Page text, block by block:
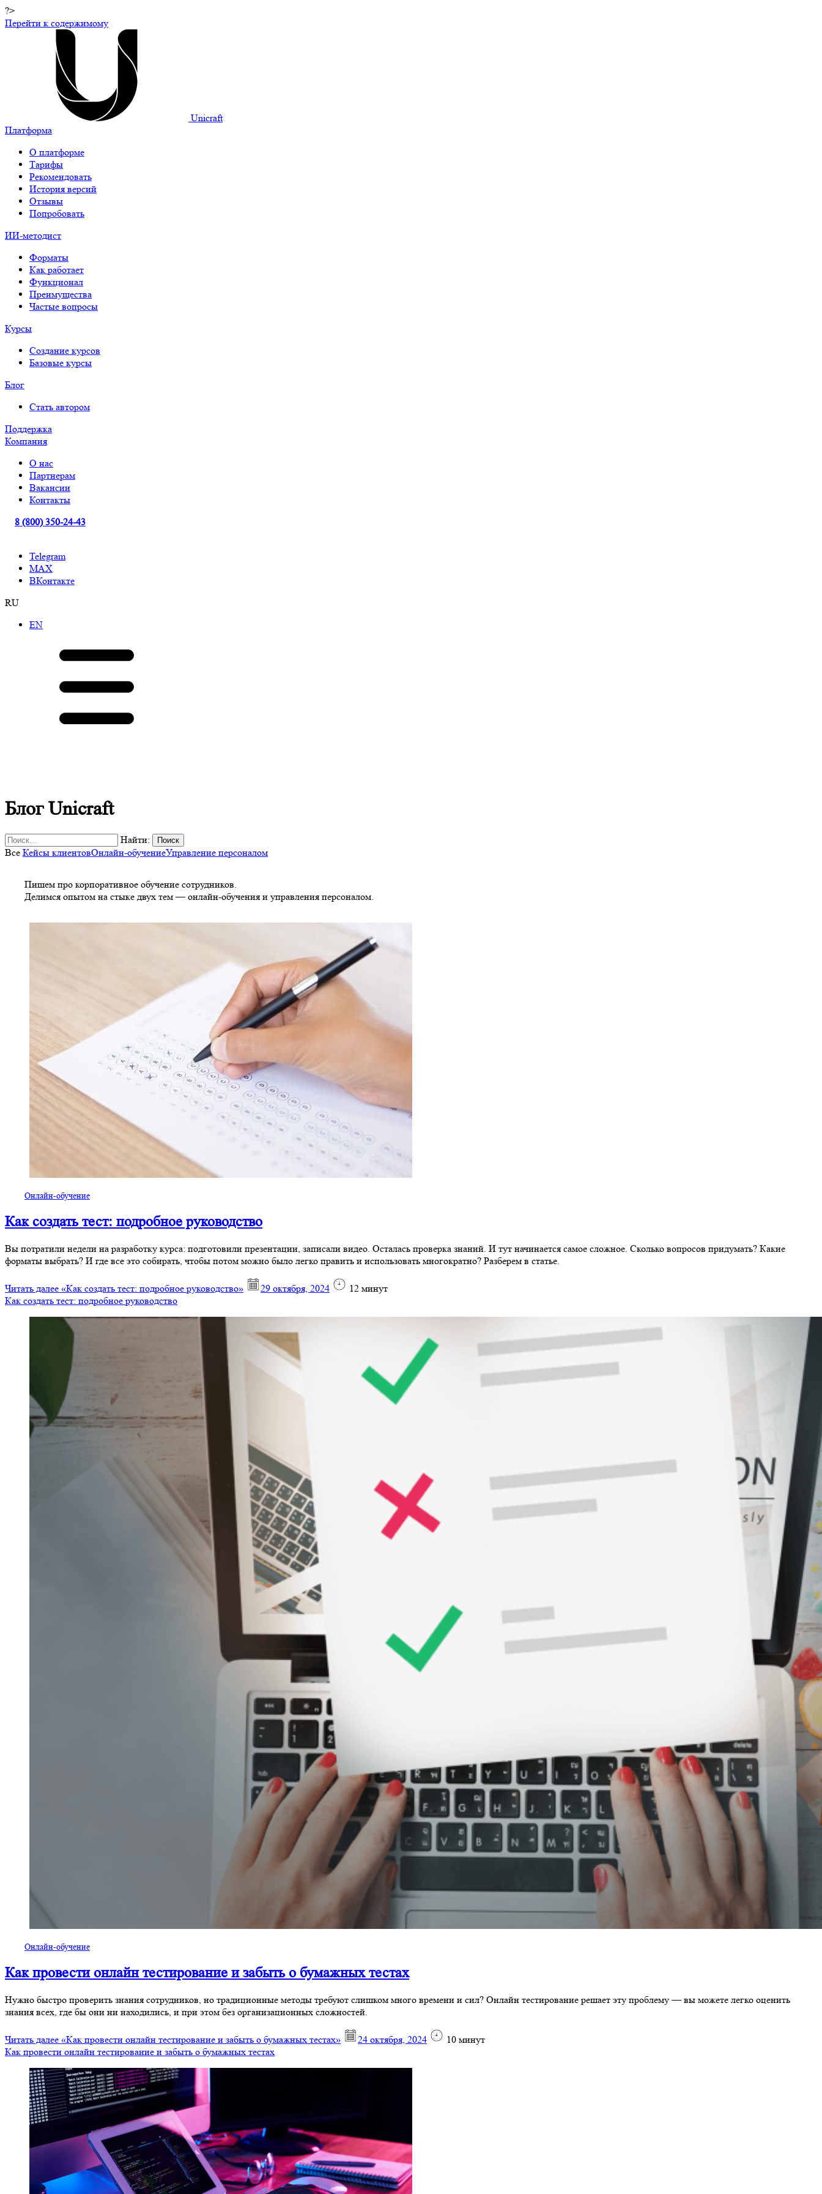
?>
Перейти к содержимому
Unicraft
Платформа
О платформе
Тарифы
Рекомендовать
История версий
Отзывы
Попробовать
ИИ-методист
Форматы
Как работает
Функционал
Преимущества
Частые вопросы
Курсы
Создание курсов
Базовые курсы
Блог
Стать автором
Поддержка
Компания
О нас
Партнерам
Вакансии
Контакты
8 (800) 350-24-43
Telegram
МАХ
ВКонтакте
RU
EN
Блог Unicraft
Найти:
Все Кейсы клиентовОнлайн-обучениеУправление персоналом
Пишем про корпоративное обучение сотрудников.
Делимся опытом на стыке двух тем — онлайн-обучения и управления персоналом.
Онлайн-обучение
Как создать тест: подробное руководство
Вы потратили недели на разработку курса: подготовили презентации, записали видео. Осталась проверка знаний. И тут начинается самое сложное. Сколько вопросов придумать? Какие
форматы выбрать? И где все это собирать, чтобы потом можно было легко править и использовать многократно? Разберем в статье.
Читать далее «Как создать тест: подробное руководство» 29 октября, 2024 12 минут
Как создать тест: подробное руководство
Онлайн-обучение
Как провести онлайн тестирование и забыть о бумажных тестах
Нужно быстро проверить знания сотрудников, но традиционные методы требуют слишком много времени и сил? Онлайн тестирование решает эту проблему — вы можете легко оценить
знания всех, где бы они ни находились, и при этом без организационных сложностей.
Читать далее «Как провести онлайн тестирование и забыть о бумажных тестах» 24 октября, 2024 10 минут
Как провести онлайн тестирование и забыть о бумажных тестах